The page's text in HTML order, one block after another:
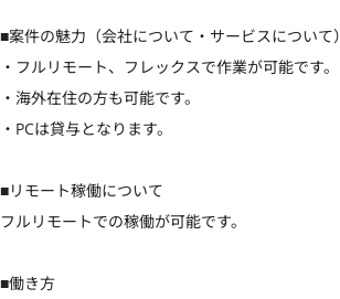
■案件の魅力（会社について・サービスについて）
・フルリモート、フレックスで作業が可能です。
・海外在住の方も可能です。
・PCは貸与となります。
■リモート稼働について
フルリモートでの稼働が可能です。
■働き方